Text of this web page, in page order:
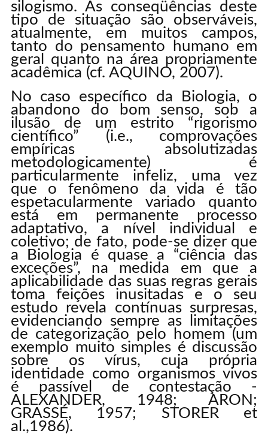
silogismo. As conseqüências deste
tipo de situação são observáveis,
atualmente, em muitos campos,
tanto do pensamento humano em
geral quanto na área propriamente
acadêmica (cf. AQUINO, 2007).
No caso específico da Biologia, o
abandono do bom senso, sob a
ilusão de um estrito “rigorismo
científico” (i.e., comprovações
empíricas absolutizadas
metodologicamente) é
particularmente infeliz, uma vez
que o fenômeno da vida é tão
espetacularmente variado quanto
está em permanente processo
adaptativo, a nível individual e
coletivo; de fato, pode-se dizer que
a Biologia é quase a “ciência das
exceções”, na medida em que a
aplicabilidade das suas regras gerais
toma feições inusitadas e o seu
estudo revela contínuas surpresas,
evidenciando sempre as limitações
de categorização pelo homem (um
exemplo muito simples é discussão
sobre os vírus, cuja própria
identidade como organismos vivos
é passível de contestação -
ALEXANDER, 1948; ARON;
GRASSÉ, 1957; STORER et
al.,1986).